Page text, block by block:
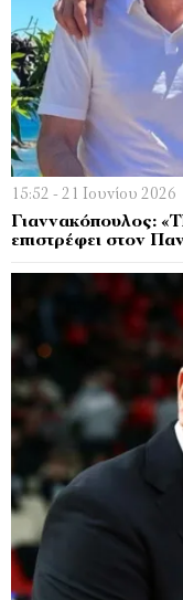
15:52 - 21 Ιουνίου 2026
Γιαννακόπουλος:
επιστρέφει στον